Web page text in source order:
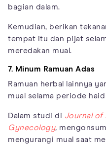
bagian dalam.
Kemudian, berikan
tempat itu dan pijat
meredakan mual.
7. Minum Ramuan Adas
Ramuan herbal lainnya
mual selama periode
Dalam studi di Journal of
Gynecology,
mengurangi mual saat